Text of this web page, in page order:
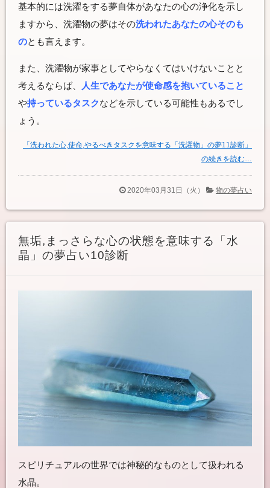
基本的には洗濯をする夢自体があなたの心の浄化を示し
ますから、洗濯物の夢はその洗われたあなたの心そのも
のとも言えます。
また、洗濯物が家事としてやらなくてはいけないことと
考えるならば、
人生であなたが使命感を抱いていること
や持っているタスクなどを示している可能性もあるでし
ょう。
「洗われた心,使命,やるべきタスクを意味する「洗濯物」の夢11診断」
の続きを読む…
2020年03月31日（火） 物の夢占い
無垢,まっさらな心の状態を意味する「水
晶」の夢占い10診断
スピリチュアルの世界では神秘的なものとして扱われる
水晶。